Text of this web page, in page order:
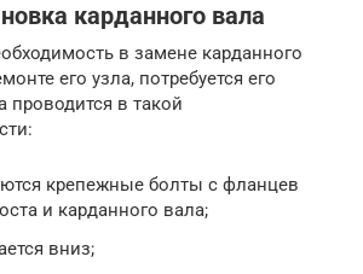
карданного вала
в замене карданного
его узла, потребуется его
проводится в такой
крепежные болты с фланцев
и карданного вала;
вниз;